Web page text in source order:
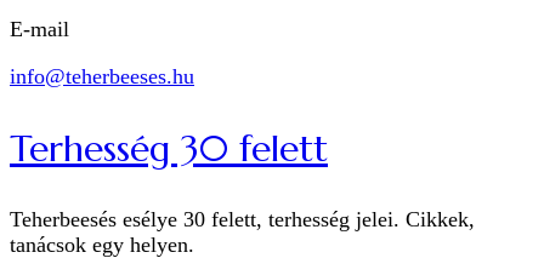
E-mail
info@teherbeeses.hu
Terhesség 30 felett
Teherbeesés esélye 30 felett, terhesség jelei. Cikkek,
tanácsok egy helyen.